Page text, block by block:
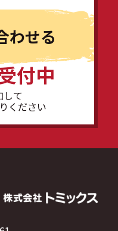
わせる
付中
して
ください